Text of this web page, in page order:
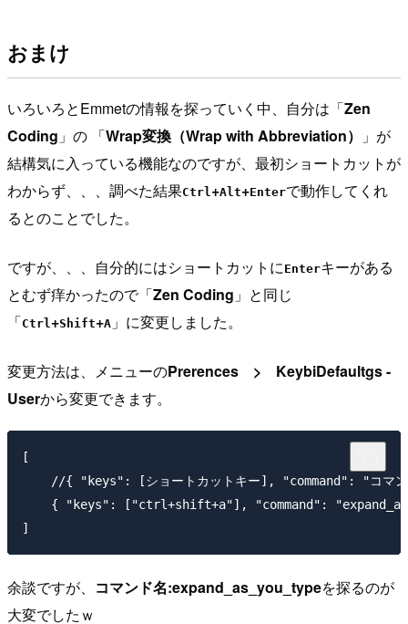
おまけ
いろいろとEmmetの情報を探っていく中、自分は「Zen
Coding 」の 「Wrap変換（Wrap with Abbreviation）
」が
結構気に入っている機能なのですが、最初ショートカットが
わからず、、、調べた結果Ctrl +Alt+Enterで動作してくれ
るとのことでした。
ですが、、、自分的にはショートカットに Enterキーがある
とむず痒かったので「Zen Coding 」と同じ
「Ctrl +Shift+A 」に変更しました。
変更方法は、メニューのPrerences > KeybiDefaultgs -
Userから変更できます。
[
//{ "keys": [ショートカットキー], "command": "コマ
{ "keys": ["ctrl+shift+a"], "command":
余談ですが、 コマンド名:expand_as_you_typeを探るのが
大変でしたｗ